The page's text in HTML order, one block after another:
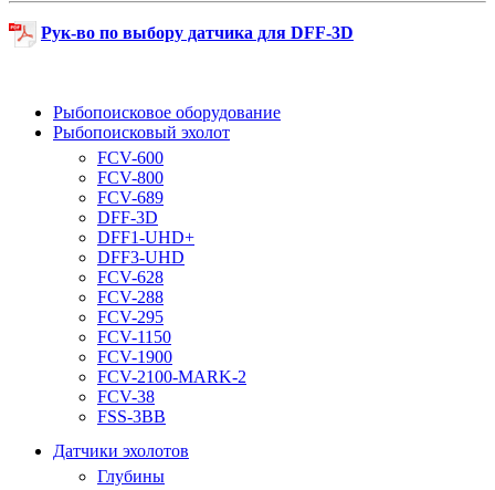
Рук-во по выбору датчика для DFF-3D
Рыбопоисковое оборудование
Рыбопоисковый эхолот
FCV-600
FCV-800
FCV-689
DFF-3D
DFF1-UHD+
DFF3-UHD
FCV-628
FCV-288
FCV-295
FCV-1150
FCV-1900
FCV-2100-MARK-2
FCV-38
FSS-3BB
Датчики эхолотов
Глубины